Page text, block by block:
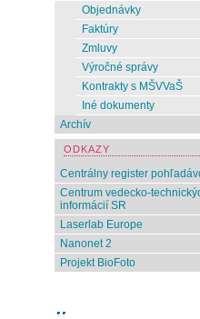
Objednávky
Faktúry
Zmluvy
Výročné správy
Kontrakty s MŠVVaŠ
Iné dokumenty
Archív
ODKAZY
Centrálny register
Centrum vedecko-
informácií SR
Laserlab Europe
Nanonet 2
Projekt BioFoto